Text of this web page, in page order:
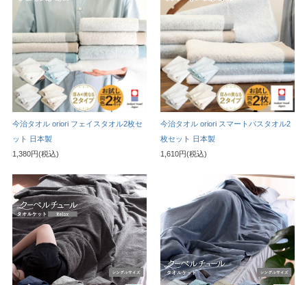
今治タオル oriori フェイスタオル2枚セ
ット 日本製
1,380円(税込)
今治タオル oriori スマートバスタオル2
枚セット 日本製
1,610円(税込)